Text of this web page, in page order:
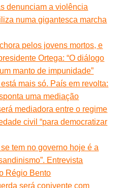
denunciam a violência
numa gigantesca marcha
pelos jovens mortos, e
Ortega: “O diálogo
manto de impunidade”
mais só. País em revolta:
uma mediação
mediadora entre o regime
civil “para democratizar
tem no governo hoje é a
Entrevista
Régio Bento
será conivente com